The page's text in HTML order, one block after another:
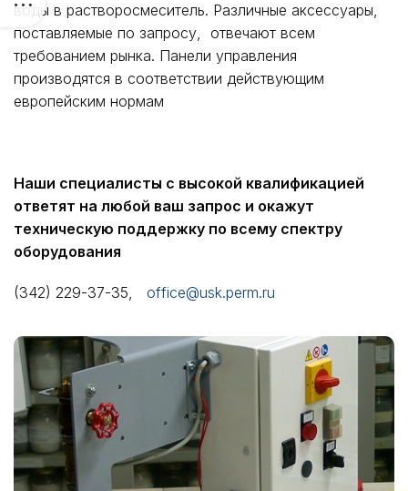
воды в растворосмеситель. Различные аксессуары,
поставляемые по запросу, отвечают всем
требованием рынка. Панели управления
производятся в соответствии действующим
европейским нормам
Наши специалисты с высокой квалификацией
ответят на любой ваш запрос и окажут
техническую поддержку по всему спектру
оборудования
(342) 229-37-35, office@usk.perm.ru